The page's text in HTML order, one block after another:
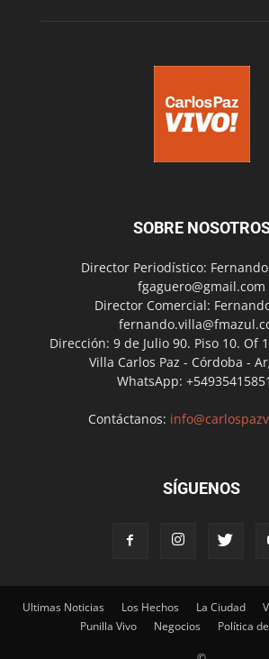
SOBRE
Director Periodístico:
fgaguero@gmail.com
Director Comercial:
Dirección: 9 de Julio 90. Piso 10. Of
Villa Carlos Paz - Córdoba -
WhatsApp:
Contáctanos:
SÍGUENOS
Ultimas Noticias Los Hechos La Ciudad
Punilla Vivo
Negocios Política